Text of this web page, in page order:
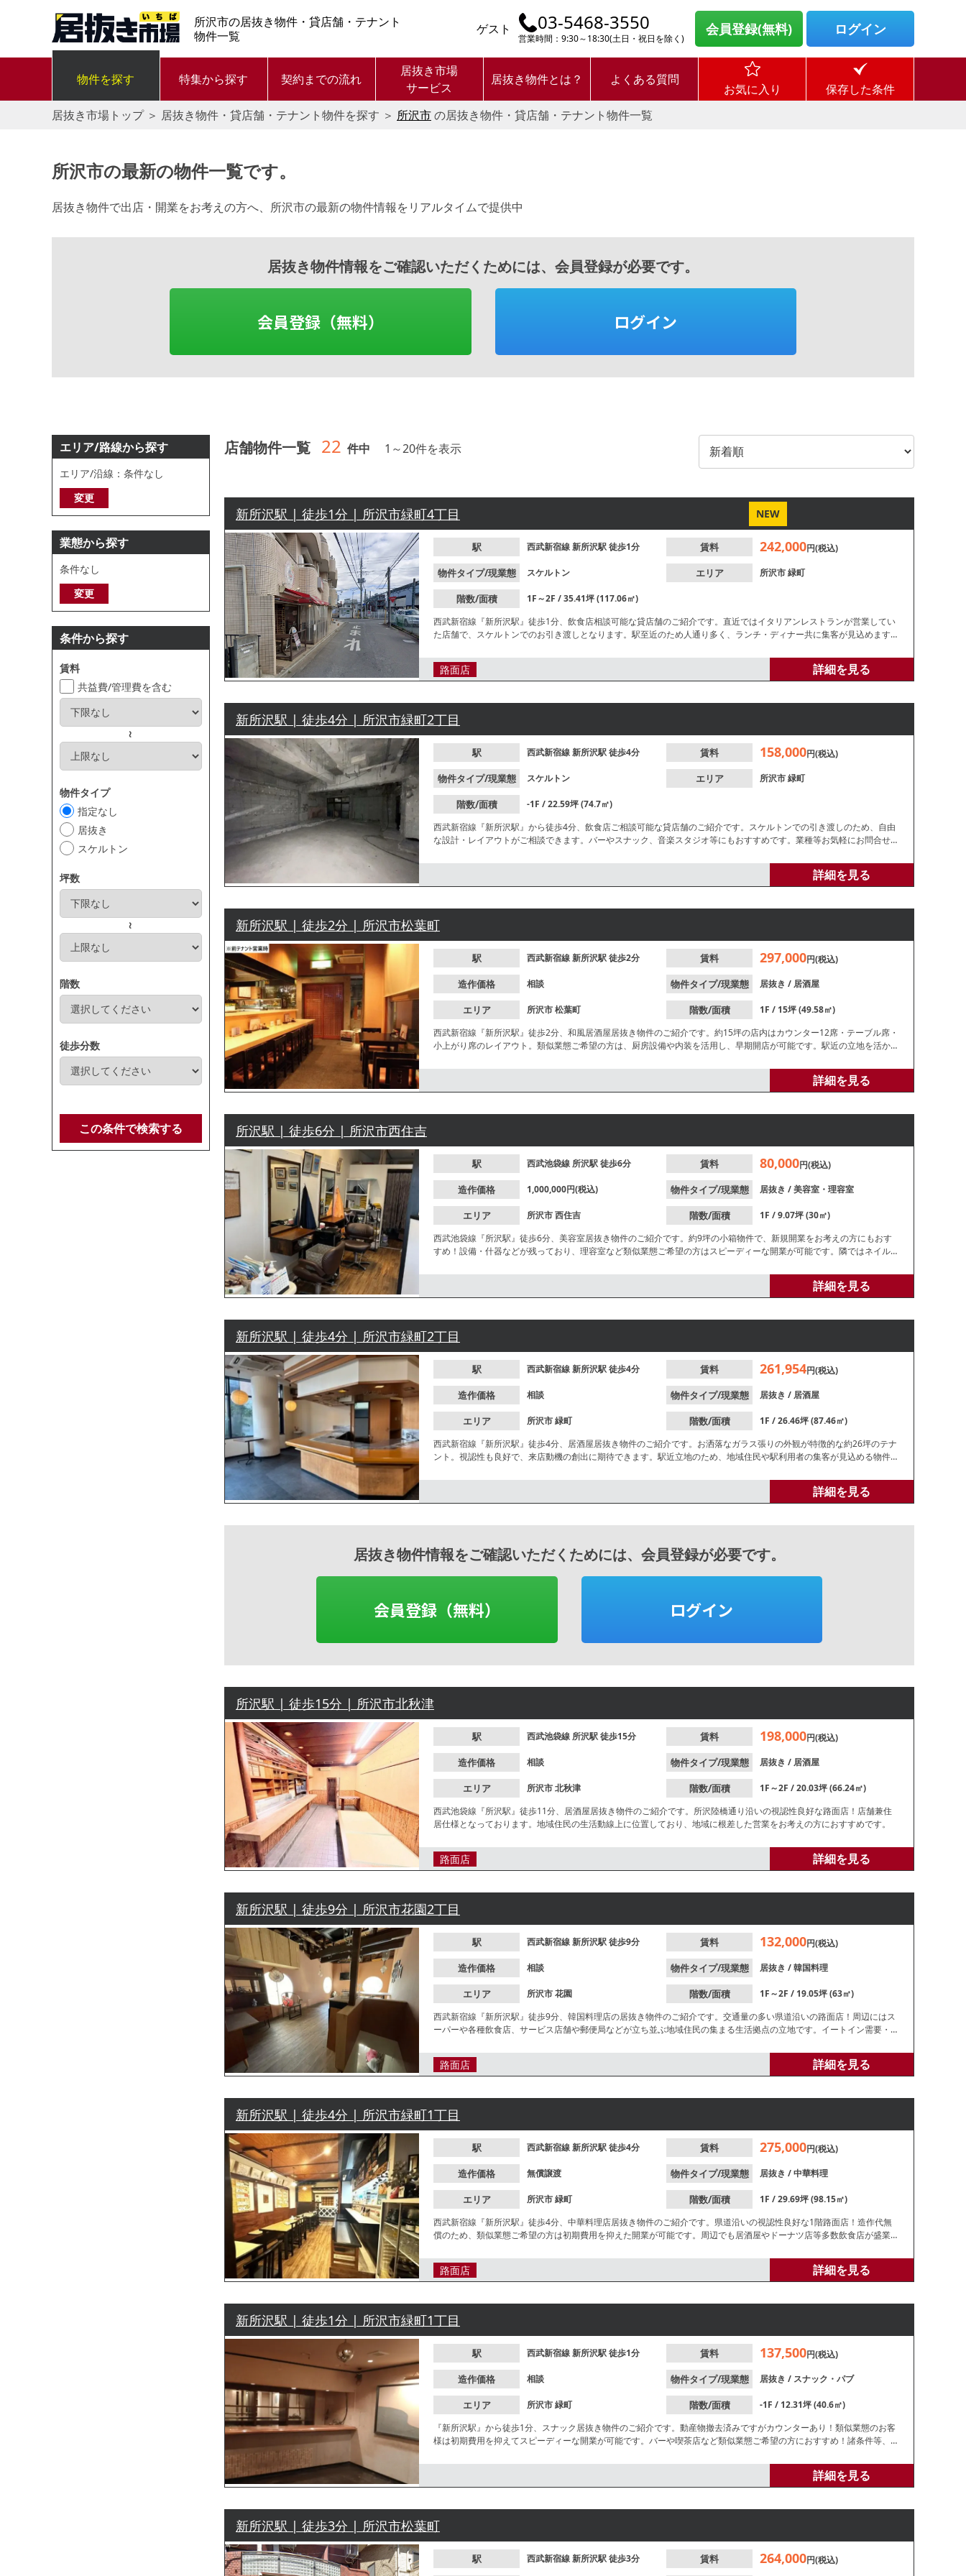
所沢市の居抜き物件・貸店舗・テナント
物件一覧
ゲスト 03-5468-3550
営業時間：9:30～18:30(土日・祝日を除く)
会員登録(無料) ログイン
物件を探す 特集から探す 契約までの流れ
居抜き市場
サービス
居抜き物件とは？ よくある質問
お気に入り
保存した条件
居抜き市場トップ＞ 居抜き物件・貸店舗・テナント物件を探す ＞ 所沢市の居抜き物件・貸店舗・テナント物件一覧
所沢市の最新の物件一覧です。
居抜き物件で出店・開業をお考えの方へ、所沢市の最新の物件情報をリアルタイムで提供中
居抜き物件情報をご確認いただくためには、会員登録が必要です。
会員登録（無料） ログイン
エリア/路線から探す
エリア/沿線：条件なし
変更
業態から探す
条件なし
変更
条件から探す
賃料
共益費/管理費を含む
～
物件タイプ
指定なし
居抜き
スケルトン
坪数
～
階数
徒歩分数
この条件で検索する
店舗物件一覧 22 件中 1 ～20件を表示
新所沢駅 | 徒歩1分 | 所沢市緑町4丁目 NEW
駅 西武新宿線新所沢駅徒歩1分 賃料 242,000円(税込)
物件タイプ/現業態 スケルトン エリア 所沢市緑町
階数/面積
1F～2F / 35.41坪 (117.06㎡)
西武新宿線『新所沢駅』徒歩1分、飲食店相談可能な貸店舗のご紹介です。直近ではイタリアンレストランが営業してい
た店舗で、スケルトンでのお引き渡しとなります。駅至近のため人通り多く、ランチ・ディナー共に集客が見込めます。
路面店 詳細を見る
新所沢駅 | 徒歩4分 | 所沢市緑町2丁目
駅 西武新宿線新所沢駅徒歩4分 賃料 158,000円(税込)
物件タイプ/現業態 スケルトン エリア 所沢市緑町
階数/面積
-1F / 22.59坪 (74.7㎡)
西武新宿線『新所沢駅』から徒歩4分、飲食店ご相談可能な貸店舗のご紹介です。スケルトンでの引き渡しのため、自由
な設計・レイアウトがご相談できます。バーやスナック、音楽スタジオ等にもおすすめです。業種等お気軽にお問合せく
詳細を見る
新所沢駅 | 徒歩2分 | 所沢市松葉町
駅 西武新宿線新所沢駅徒歩2分 賃料 297,000円(税込)
造作価格 相談 物件タイプ/現業態 居抜き / 居酒屋
エリア 所沢市松葉町 階数/面積
1F / 15坪 (49.58㎡)
西武新宿線『新所沢駅』徒歩2分、和風居酒屋居抜き物件のご紹介です。約15坪の店内はカウンター12席・テーブル席・
小上がり席のレイアウト。類似業態ご希望の方は、厨房設備や内装を活用し、早期開店が可能です。駅近の立地を活かし
詳細を見る
所沢駅 | 徒歩6分 | 所沢市西住吉
駅 西武池袋線 所沢駅徒歩6分 賃料 80,000円(税込)
造作価格 1,000,000円(税込) 物件タイプ/現業態 居抜き /美容室・理容室
エリア 所沢市西住吉 階数/面積
1F / 9.07坪 (30㎡)
西武池袋線『所沢駅』徒歩6分、美容室居抜き物件のご紹介です。約9坪の小箱物件で、新規開業をお考えの方にもおす
すめ！設備・什器などが残っており、理容室など類似業態ご希望の方はスピーディーな開業が可能です。隣ではネイル
詳細を見る
新所沢駅 | 徒歩4分 | 所沢市緑町2丁目
駅 西武新宿線新所沢駅徒歩4分 賃料 261,954円(税込)
造作価格 相談 物件タイプ/現業態 居抜き / 居酒屋
エリア 所沢市緑町 階数/面積
1F / 26.46坪 (87.46㎡)
西武新宿線『新所沢駅』徒歩4分、居酒屋居抜き物件のご紹介です。お洒落なガラス張りの外観が特徴的な約26坪のテナ
ント。視認性も良好で、来店動機の創出に期待できます。駅近立地のため、地域住民や駅利用者の集客が見込める物件で
詳細を見る
居抜き物件情報をご確認いただくためには、会員登録が必要です。
会員登録（無料） ログイン
所沢駅 | 徒歩15分 | 所沢市北秋津
駅 西武池袋線 所沢駅徒歩15分 賃料 198,000円(税込)
造作価格 相談 物件タイプ/現業態 居抜き / 居酒屋
エリア 所沢市北秋津 階数/面積
1F～2F / 20.03坪 (66.24㎡)
西武池袋線『所沢駅』徒歩11分、居酒屋居抜き物件のご紹介です。所沢陸橋通り沿いの視認性良好な路面店！店舗兼住
居仕様となっております。地域住民の生活動線上に位置しており、地域に根差した営業をお考えの方におすすめです。
路面店 詳細を見る
新所沢駅 | 徒歩9分 | 所沢市花園2丁目
駅 西武新宿線新所沢駅徒歩9分 賃料 132,000円(税込)
造作価格 相談 物件タイプ/現業態 居抜き /韓国料理
エリア 所沢市花園 階数/面積
1F～2F / 19.05坪 (63㎡)
西武新宿線『新所沢駅』徒歩9分、韓国料理店の居抜き物件のご紹介です。交通量の多い県道沿いの路面店！周辺にはス
ーパーや各種飲食店、サービス店舗や郵便局などが立ち並ぶ地域住民の集まる生活拠点の立地です。イートイン需要・テ
路面店 詳細を見る
新所沢駅 | 徒歩4分 | 所沢市緑町1丁目
駅 西武新宿線新所沢駅徒歩4分 賃料 275,000円(税込)
造作価格 無償譲渡 物件タイプ/現業態 居抜き /中華料理
エリア 所沢市緑町 階数/面積
1F / 29.69坪 (98.15㎡)
西武新宿線『新所沢駅』徒歩4分、中華料理店居抜き物件のご紹介です。県道沿いの視認性良好な1階路面店！造作代無
償のため、類似業態ご希望の方は初期費用を抑えた開業が可能です。周辺でも居酒屋やドーナツ店等多数飲食店が盛業
路面店 詳細を見る
新所沢駅 | 徒歩1分 | 所沢市緑町1丁目
駅 西武新宿線新所沢駅徒歩1分 賃料 137,500円(税込)
造作価格 相談 物件タイプ/現業態 居抜き / スナック・パブ
エリア 所沢市緑町 階数/面積
-1F / 12.31坪 (40.6㎡)
『新所沢駅』から徒歩1分、スナック居抜き物件のご紹介です。動産物撤去済みですがカウンターあり！類似業態のお客
様は初期費用を抑えてスピーディーな開業が可能です。バーや喫茶店など類似業態ご希望の方におすすめ！諸条件等、お
詳細を見る
新所沢駅 | 徒歩3分 | 所沢市松葉町
駅 西武新宿線新所沢駅徒歩3分 賃料 264,000円(税込)